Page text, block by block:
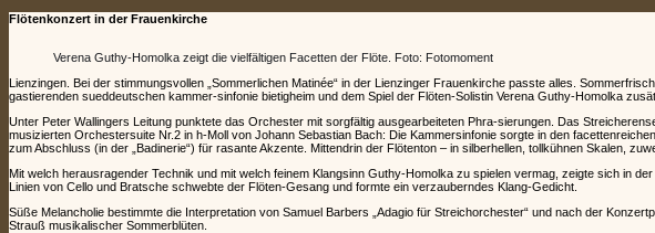
Flötenkonzert in der Frauenkirche
Verena Guthy-Homolka zeigt die vielfältigen Facetten der Flöte. Foto: Fotomoment
Lienzingen. Bei der stimmungsvollen „Sommerlichen Matinée“ in der Lienzinger Frauenkirche passte alles.
gastierenden sueddeutschen kammer-sinfonie bietigheim und dem Spiel der Flöten-Solistin Verena Guthy-Homolka
Unter Peter Wallingers Leitung punktete das Orchester mit sorgfältig ausgearbeiteten Phra-sierungen. Das
musizierten Orchestersuite Nr.2 in h-Moll von Johann Sebastian Bach: Die Kammersinfonie sorgte in den
zum Abschluss (in der „Badinerie“) für rasante Akzente. Mittendrin der Flötenton – in silberhellen, tollkühnen Skalen,
Mit welch herausragender Technik und mit welch feinem Klangsinn Guthy-Homolka zu spielen vermag, zeigte sich in
Linien von Cello und Bratsche schwebte der Flöten-Gesang und formte ein verzauberndes Klang-Gedicht.
Süße Melancholie bestimmte die Interpretation von Samuel Barbers „Adagio für Streichorchester“ und nach der
Strauß musikalischer Sommerblüten.